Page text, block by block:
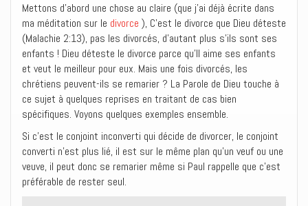
Mettons d’abord une chose au claire (que j’ai déjà écrite dans
ma méditation sur le divorce ), C’est le divorce que Dieu déteste
(Malachie 2:13), pas les divorcés, d’autant plus s’ils sont ses
enfants ! Dieu déteste le divorce parce qu’Il aime ses enfants
et veut le meilleur pour eux. Mais une fois divorcés, les
chrétiens peuvent-ils se remarier ? La Parole de Dieu touche à
ce sujet à quelques reprises en traitant de cas bien
spécifiques. Voyons quelques exemples ensemble.
Si c’est le conjoint inconverti qui décide de divorcer, le conjoint
converti n’est plus lié, il est sur le même plan qu’un veuf ou une
veuve, il peut donc se remarier même si Paul rappelle que c’est
préférable de rester seul.